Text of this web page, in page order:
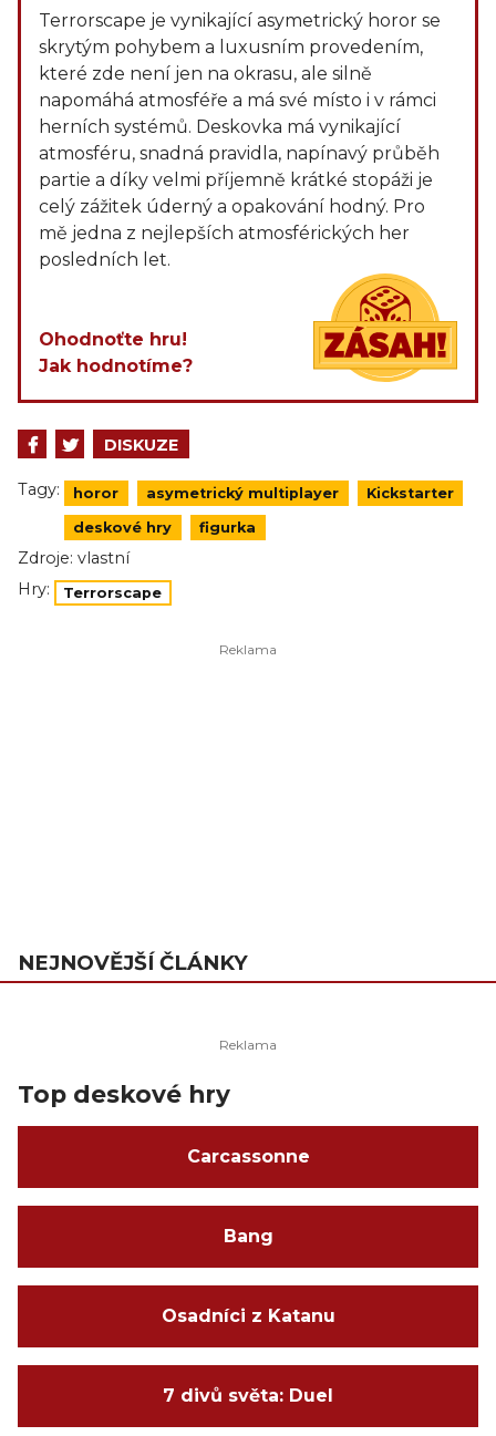
Terrorscape je vynikající asymetrický horor se
skrytým pohybem a luxusním provedením,
které zde není jen na okrasu, ale silně
napomáhá atmosféře a má své místo i v rámci
herních systémů. Deskovka má vynikající
atmosféru, snadná pravidla, napínavý průběh
partie a díky velmi příjemně krátké stopáži je
celý zážitek úderný a opakování hodný. Pro
mě jedna z nejlepších atmosférických her
posledních let.
Ohodnoťte hru!
Jak hodnotíme?
DISKUZE
Tagy: horor asymetrický multiplayer Kickstarter
deskové hry figurka
Zdroje: vlastní
Hry:
Terrorscape
NEJNOVĚJŠÍ ČLÁNKY
Top deskové hry
Carcassonne
Bang
Osadníci z Katanu
7 divů světa: Duel